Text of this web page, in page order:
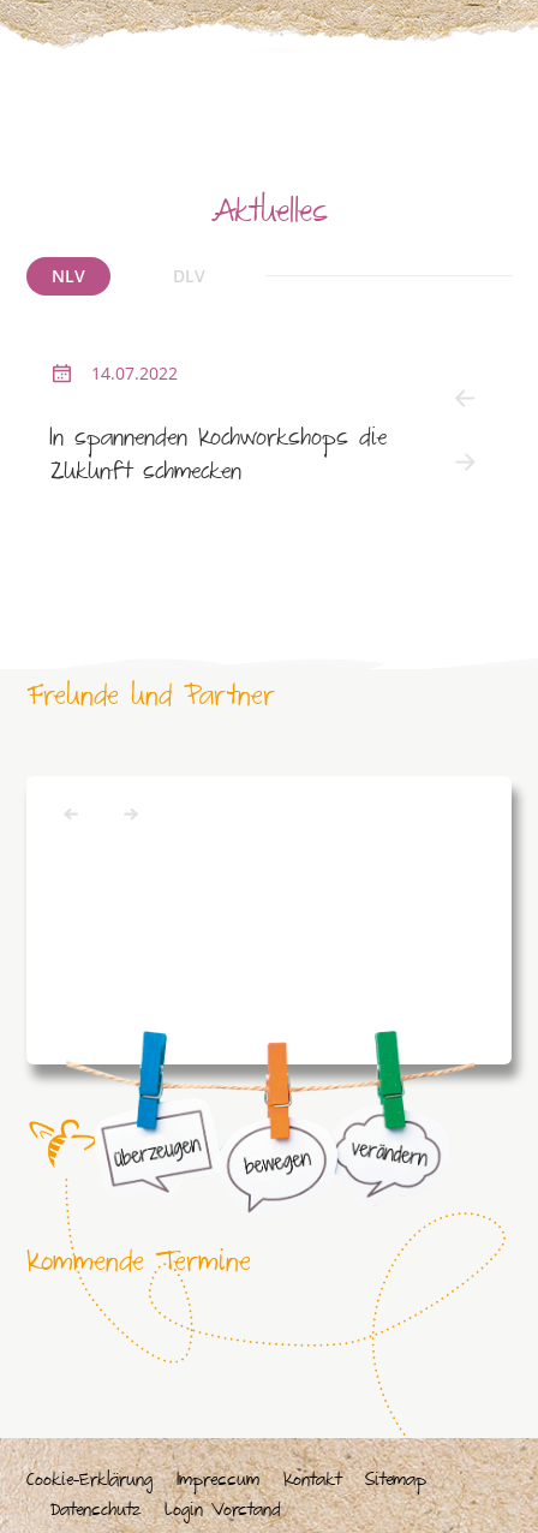
Aktuelles
NLV DLV
14.07.2022
In spannenden Kochworkshops die
Zukunft schmecken
Freunde und Partner
Kommende Termine
Cookie-Erklärung Impressum Kontakt
Sitemap
Datenschutz
Login Vorstand